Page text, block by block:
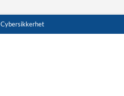
Cybersikkerhet